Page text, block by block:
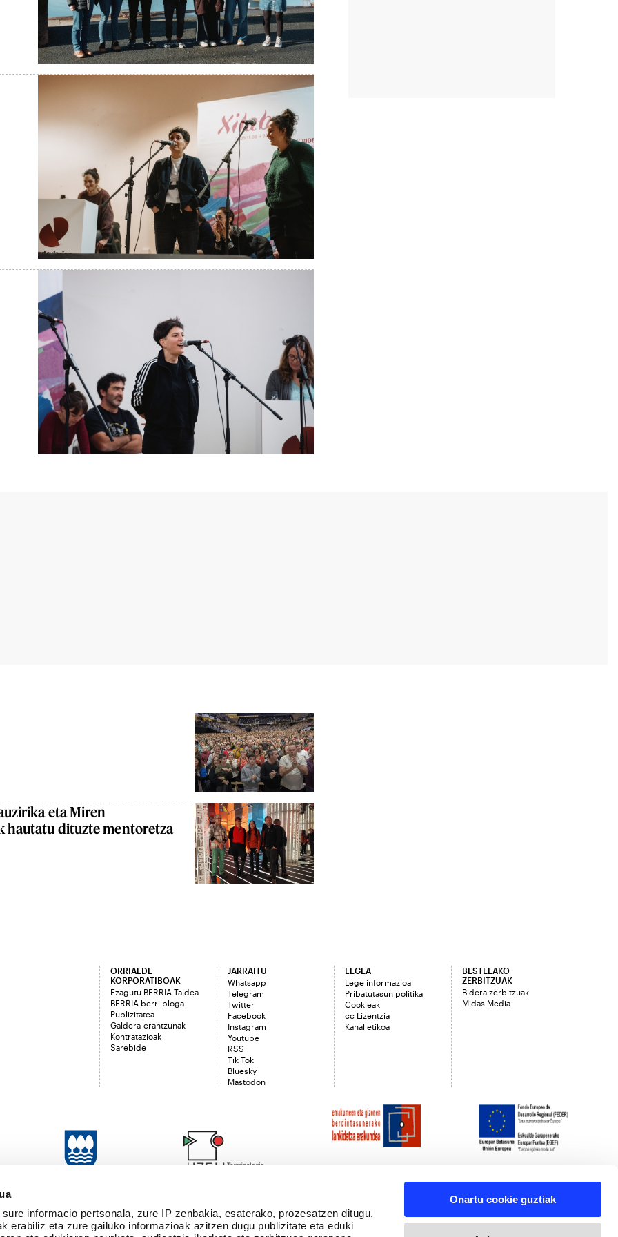
sure informacio pertsonala, zure IP zenbakia, esaterako, prozesatzen ditugu,
erabiliz eta zure gailuko informazioak azitzen dugu publizitate eta eduki
Onartu cookie guztiak
eta Miren
hautatu dituzte mentoretza
ORRIALDE
KORPORATIBOAK
Ezagutu BERRIA Taldea
BERRIA berri bloga
Publizitatea
Galdera-erantzunak
Kontratazioak
Sarebide
JARRAITU
Whatsapp
Telegram
Twitter
Facebook
Instagram
Youtube
RSS
Tik Tok
Bluesky
Mastodon
LEGEA
Lege informazioa
Pribatutasun politika
Cookieak
cc Lizentzia
Kanal etikoa
BESTELAKO
ZERBITZUAK
Bidera zerbitzuak
Midas Media